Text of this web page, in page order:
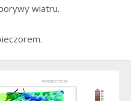
wiatru.